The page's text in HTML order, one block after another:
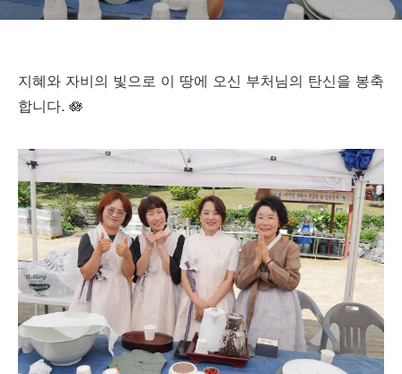
지혜와 자비의 빛으로 이 땅에 오신 부처님의 탄신을 봉축
합니다. 🪷